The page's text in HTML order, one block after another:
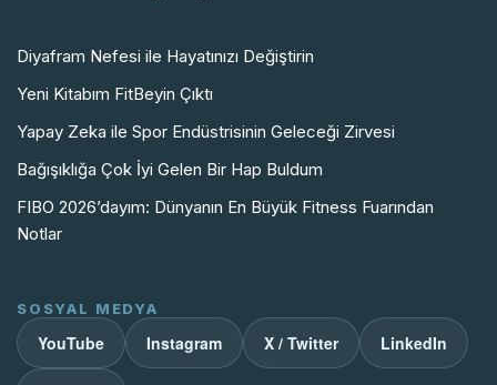
Diyafram Nefesi ile Hayatınızı Değiştirin
Yeni Kitabım FitBeyin Çıktı
Yapay Zeka ile Spor Endüstrisinin Geleceği Zirvesi
Bağışıklığa Çok İyi Gelen Bir Hap Buldum
FIBO 2026’dayım: Dünyanın En Büyük Fitness Fuarından
Notlar
SOSYAL MEDYA
YouTube Instagram X / Twitter LinkedIn